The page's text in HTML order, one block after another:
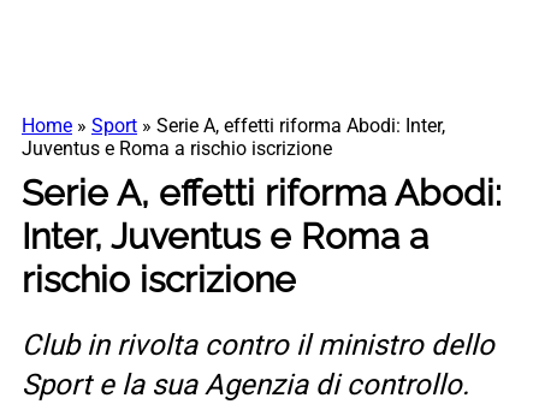
Home » Sport » Serie A, effetti riforma Abodi: Inter,
Juventus e Roma a rischio iscrizione
Serie A, effetti riforma Abodi:
Inter, Juventus e Roma a
rischio iscrizione
Club in rivolta contro il ministro dello
Sport e la sua Agenzia di controllo.